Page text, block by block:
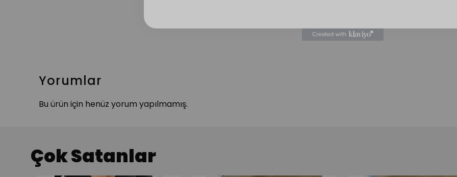
Yorumlar
Bu ürün için henüz yorum yapılmamış.
Çok Satanlar